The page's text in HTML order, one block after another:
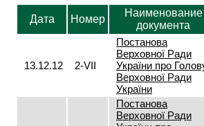
Дата Номер
Наименование
документа
13.12.12 2-VII
Постанова
Верховної Ради
України про
Верховної Ради
України
Постанова
Верховної Ради